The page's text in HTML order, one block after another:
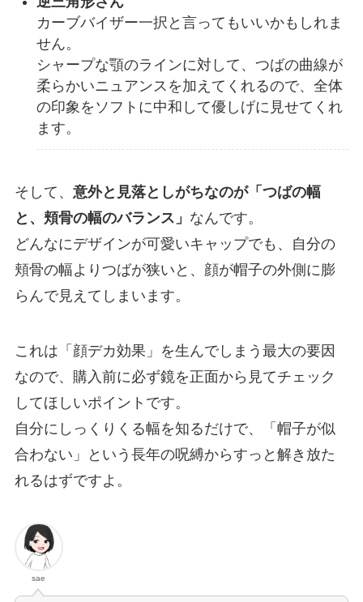
カーブバイザー一択と言ってもいいかもしれま
せん。
シャープな顎のラインに対して、つばの曲線が
柔らかいニュアンスを加えてくれるので、全体
の印象をソフトに中和して優しげに見せてくれ
ます。
そして、 意外と見落としがちなのが「つばの幅
と、頬骨の幅のバランス」 なんです。
どんなにデザインが可愛いキャップでも、自分の
頬骨の幅よりつばが狭いと、顔が帽子の外側に膨
らんで見えてしまいます。
これは「顔デカ効果」を生んでしまう最大の要因
なので、購入前に必ず鏡を正面から見てチェック
してほしいポイントです。
自分にしっくりくる幅を知るだけで、「帽子が似
合わない」という長年の呪縛からすっと解き放た
れるはずですよ。
sae